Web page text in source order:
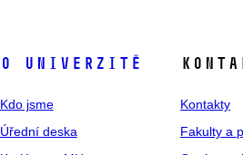
O univerzitě
Kdo jsme
Úřední deska
Kontakty
Fakulty a